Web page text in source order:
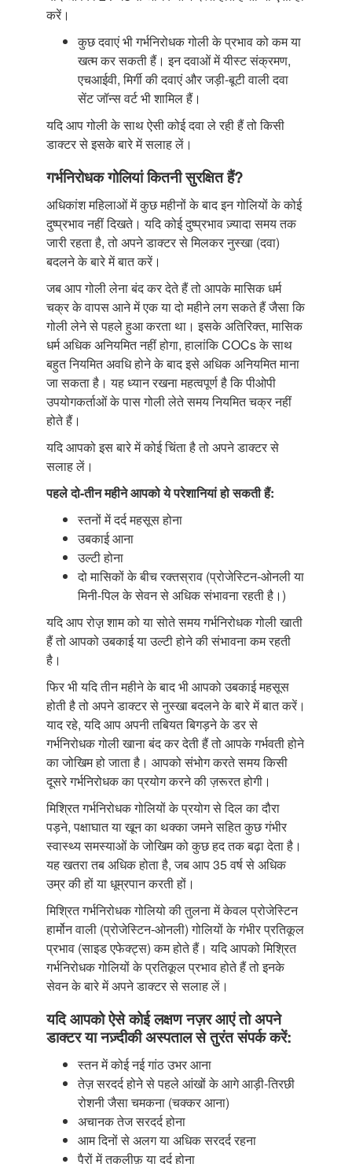
करें।
कुछ दवाएं भी गर्भनिरोधक गोली के प्रभाव को कम या
खत्म कर सकती हैं। इन दवाओं में यीस्ट संक्रमण,
एचआईवी, मिर्गी की दवाएं और जड़ी-बूटी वाली दवा
सेंट जॉन्स वर्ट भी शामिल हैं।
यदि आप गोली के साथ ऐसी कोई दवा ले रही हैं तो किसी
डाक्टर से इसके बारे में सलाह लें।
गर्भनिरोधक गोलियां कितनी सुरक्षित हैं?
अधिकांश महिलाओं में कुछ महीनों के बाद इन गोलियों के कोई
दुष्प्रभाव नहीं दिखते। यदि कोई दुष्प्रभाव ज़्यादा समय तक
जारी रहता है, तो अपने डाक्टर से मिलकर नुस्खा (दवा)
बदलने के बारे में बात करें।
जब आप गोली लेना बंद कर देते हैं तो आपके मासिक धर्म
चक्र के वापस आने में एक या दो महीने लग सकते हैं जैसा कि
गोली लेने से पहले हुआ करता था। इसके अतिरिक्त, मासिक
धर्म अधिक अनियमित नहीं होगा, हालांकि COCs के साथ
बहुत नियमित अवधि होने के बाद इसे अधिक अनियमित माना
जा सकता है। यह ध्यान रखना महत्वपूर्ण है कि पीओपी
उपयोगकर्ताओं के पास गोली लेते समय नियमित चक्र नहीं
होते हैं।
यदि आपको इस बारे में कोई चिंता है तो अपने डाक्टर से
सलाह लें।
पहले दो-तीन महीने आपको ये परेशानियांहो सकती हैं:
स्तनों में दर्द महसूस होना
उबकाई आना
उल्टी होना
दो मासिकों के बीच रक्तस्राव (प्रोजेस्टिन-ओनली या
मिनी-पिल के सेवन से अधिक संभावना रहती है।)
यदि आप रोज़़ शाम को या सोते समय गर्भनिरोधक गोली खाती
हैं तो आपको उबकाई या उल्टी होने की संभावना कम रहती
है।
फिर भी यदि तीन महीने के बाद भी आपको उबकाई महसूस
होती है तो अपने डाक्टर से नुस्खा बदलने के बारे में बात करें।
याद रहे, यदि आप अपनी तबियत बिगड़ने के डर से
गर्भनिरोधक गोली खाना बंद कर देती हैं तो आपके गर्भवती होने
का जोखिम हो जाता है। आपको संभोग करते समय किसी
दूसरे गर्भनिरोधक का प्रयोग करने की ज़रूरत होगी।
मिश्रित गर्भनिरोधक गोलियों के प्रयोग से दिल का दौरा
पड़ने, पक्षाघात या खून का थक्का जमने सहित कुछ गंभीर
स्वास्थ्य समस्याओं के जोखिम को कुछ हद तक बढ़ा देता है।
यह खतरा तब अधिक होता है, जब आप 35 वर्ष से अधिक
उम्र की हों या धूम्रपान करती हों।
मिश्रित गर्भनिरोधक गोलियो की तुलना में केवल प्रोजेस्टिन
हार्मोन वाली (प्रोजेस्टिन-ओनली) गोलियों के गंभीर प्रतिकूल
प्रभाव (साइड एफेक्ट्स) कम होते हैं। यदि आपको मिश्रित
गर्भनिरोधक गोलियों के प्रतिकूल प्रभाव होते हैं तो इनके
सेवन के बारे में अपने डाक्टर से सलाह लें।
यदि आपको ऐसे कोई लक्षण नज़र आएं तो अपने
डाक्टर या नज़्दीकी अस्पताल से तुरंत संपर्क करें:
स्तन में कोई नई गांठ उभर आना
तेज़ सरदर्द होने से पहले आंखों के आगे आड़ी-तिरछी
रोशनी जैसा चमकना (चक्कर आना)
अचानक तेज सरदर्द होना
आम दिनों से अलग या अधिक सरदर्द रहना
पैरों में तकलीफ़ या दर्द होना